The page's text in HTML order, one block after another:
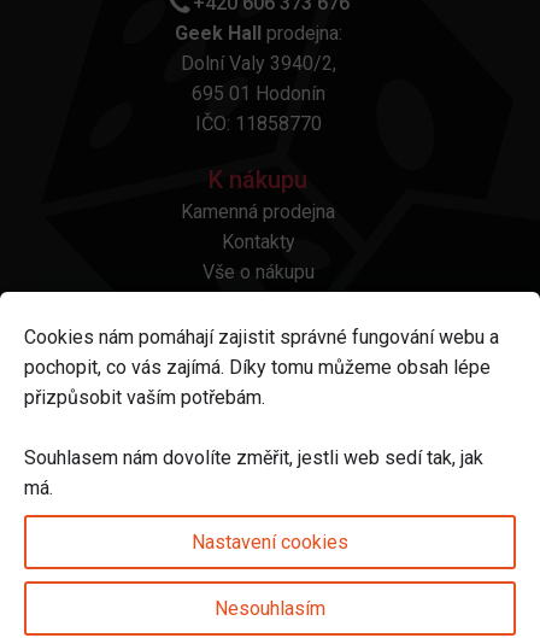
Geek Hall
prodejna:
Dolní Valy 3940/2,
695 01 Hodonín
IČO: 11858770
K nákupu
Kamenná prodejna
Kontakty
Vše o nákupu
Platba a doprava
Reklamace a vrácení
Obchodní podmínky
Odstoupení od smlouvy
Sledujte nás na
Cookies nám pomáhají zajistit správné fungování webu a
pochopit, co vás zajímá. Díky tomu můžeme obsah lépe
přizpůsobit vaším potřebám.
Souhlasem nám dovolíte změřit, jestli web sedí tak, jak
má.
Nastavení cookies
Nesouhlasím